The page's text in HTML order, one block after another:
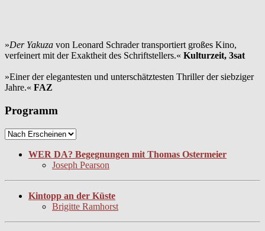
»Der Yakuza von Leonard Schrader transportiert großes Kino,
verfeinert mit der Exaktheit des Schriftstellers.« Kulturzeit, 3sat
»Einer der elegantesten und unterschätztesten Thriller der siebziger
Jahre.« FAZ
Programm
WER DA? Begegnungen mit Thomas Ostermeier
Joseph Pearson
Kintopp an der Küste
Brigitte Ramhorst